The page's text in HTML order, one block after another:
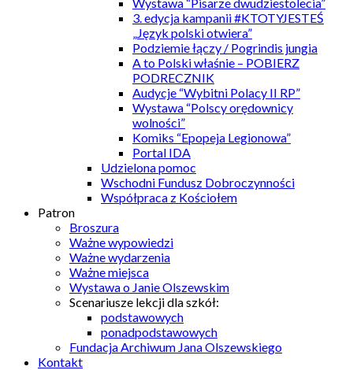
3. edycja kampanii #KTOTYJESTEŚ
„Język polski otwiera”
Podziemie łączy / Pogrindis jungia
A to Polski właśnie – POBIERZ
PODRECZNIK
Audycje “Wybitni Polacy II RP”
Wystawa “Polscy orędownicy
wolności”
Komiks “Epopeja Legionowa”
Portal IDA
Udzielona pomoc
Wschodni Fundusz Dobroczynności
Współpraca z Kościołem
Patron
Broszura
Ważne wypowiedzi
Ważne wydarzenia
Ważne miejsca
Wystawa o Janie Olszewskim
Scenariusze lekcji dla szkół:
podstawowych
ponadpodstawowych
Fundacja Archiwum Jana Olszewskiego
Kontakt